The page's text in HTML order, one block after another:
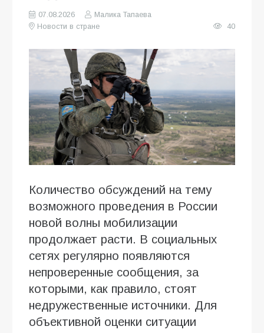
07.08.2026
Малика Тапаева
Новости в стране
40
Количество обсуждений на тему
возможного проведения в России
новой волны мобилизации
продолжает расти. В социальных
сетях регулярно появляются
непроверенные сообщения, за
которыми, как правило, стоят
недружественные источники. Для
объективной оценки ситуации